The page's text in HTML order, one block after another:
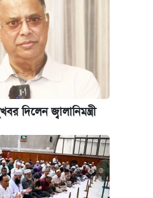
দিলেন জ্বালানিমন্ত্রী